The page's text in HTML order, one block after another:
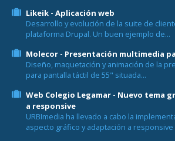
Likeik - Aplicación web
Desarrollo y evolución de la suite de
plataforma Drupal. Un buen ejemplo de...
Molecor - Presentación multimedia
Diseño, maquetación y animación de la
para pantalla táctil de 55" situada...
Web Colegio Legamar - Nuevo tema
a responsive
URBImedia ha llevado a cabo la
aspecto gráfico y adaptación a responsive